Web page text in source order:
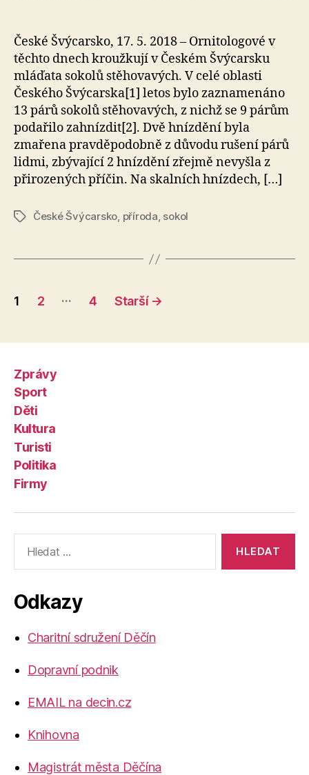
České Švýcarsko, 17. 5. 2018 – Ornitologové v
těchto dnech kroužkují v Českém Švýcarsku
mláďata sokolů stěhovavých. V celé oblasti
Českého Švýcarska[1] letos bylo zaznamenáno
13 párů sokolů stěhovavých, z nichž se 9 párům
podařilo zahnízdit[2]. Dvě hnízdění byla
zmařena pravděpodobně z důvodu rušení párů
lidmi, zbývající 2 hnízdění zřejmě nevyšla z
přirozených příčin. Na skalních hnízdech, […]
ŠtítkyČeské Švýcarsko, příroda, sokol
Stránkování
1 2 … 4 Starší →
Zprávy
Sport
Děti
Kultura
Turisti
Politika
Firmy
vyhledávání:
Odkazy
Charitní sdružení Děčín
Dopravní podnik
EMAIL na decin.cz
Knihovna
Magistrát města Děčína